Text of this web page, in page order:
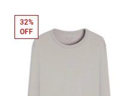
32%
OFF